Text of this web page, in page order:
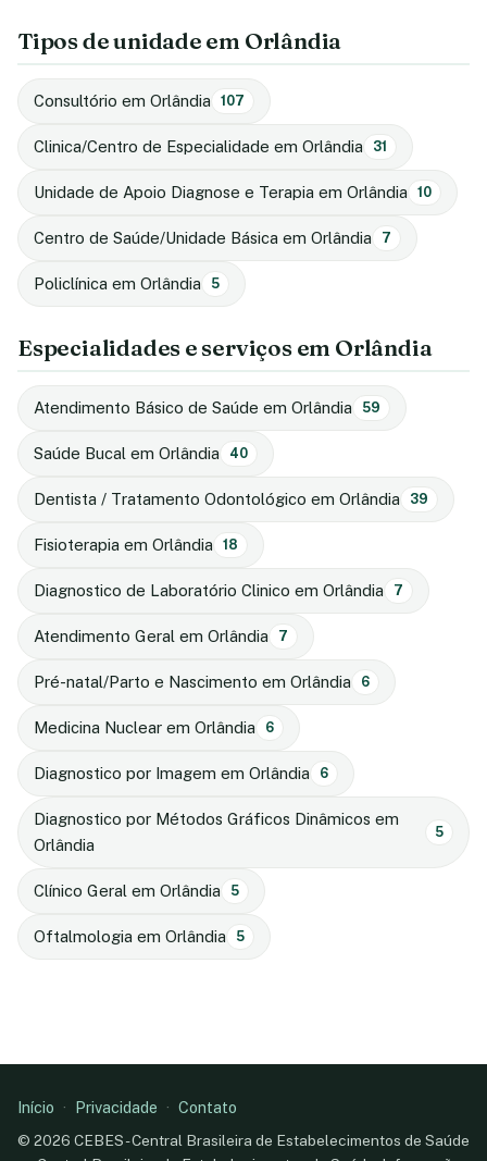
Tipos de unidade em Orlândia
Consultório em Orlândia 107
Clinica/Centro de Especialidade em Orlândia 31
Unidade de Apoio Diagnose e Terapia em Orlândia 10
Centro de Saúde/Unidade Básica em Orlândia 7
Policlínica em Orlândia 5
Especialidades e serviços em Orlândia
Atendimento Básico de Saúde em Orlândia 59
Saúde Bucal em Orlândia 40
Dentista / Tratamento Odontológico em Orlândia 39
Fisioterapia em Orlândia 18
Diagnostico de Laboratório Clinico em Orlândia 7
Atendimento Geral em Orlândia 7
Pré-natal/Parto e Nascimento em Orlândia 6
Medicina Nuclear em Orlândia 6
Diagnostico por Imagem em Orlândia 6
Diagnostico por Métodos Gráficos Dinâmicos em
Orlândia
5
Clínico Geral em Orlândia 5
Oftalmologia em Orlândia 5
Início · Privacidade · Contato
© 2026 CEBES - Central Brasileira de Estabelecimentos de Saúde